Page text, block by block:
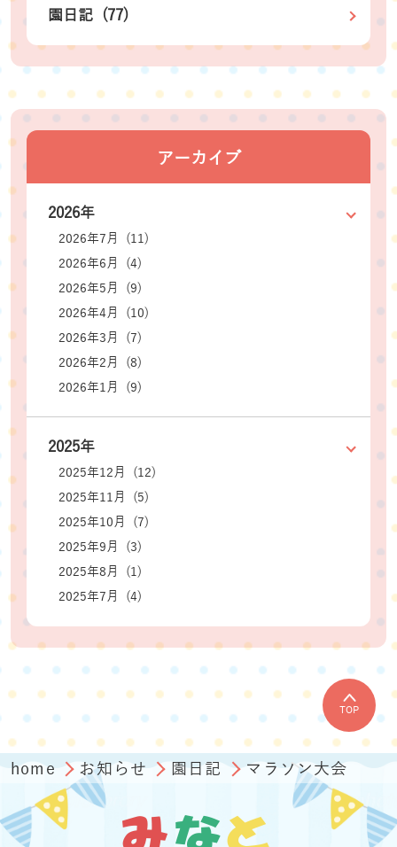
園日記 (77)
アーカイブ
2026年
2026年7月 (11)
2026年6月 (4)
2026年5月 (9)
2026年4月 (10)
2026年3月 (7)
2026年2月 (8)
2026年1月 (9)
2025年
2025年12月 (12)
2025年11月 (5)
2025年10月 (7)
2025年9月 (3)
2025年8月 (1)
2025年7月 (4)
TOP
home お知らせ 園日記 マラソン大会